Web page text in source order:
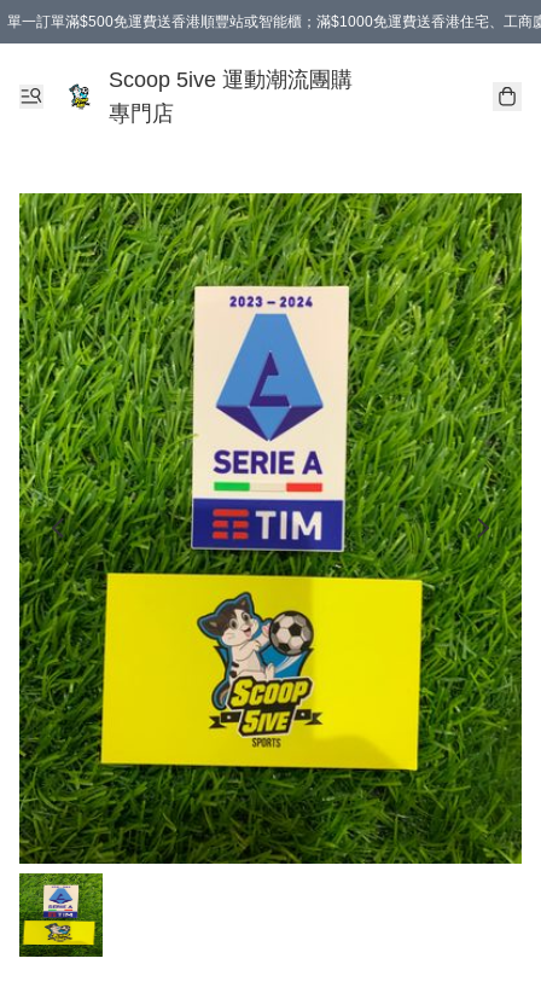
單一訂單滿$500免運費送香港順豐站或智能櫃；滿$1000免運費送香港住宅、工商
Scoop 5ive 運動潮流團購
專門店